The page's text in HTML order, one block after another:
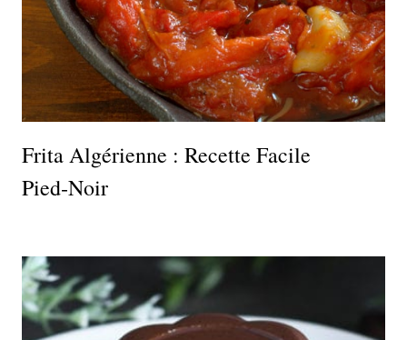
Frita Algérienne : Recette Facile
Pied‑noir